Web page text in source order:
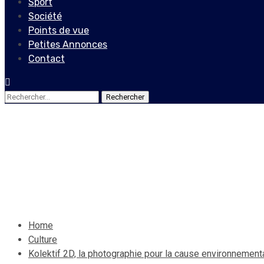
Société
Points de vue
Petites Annonces
Contact
Rechercher :
Home
Culture
Kolektif 2D, la photographie pour la cause